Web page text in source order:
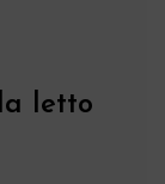
letto